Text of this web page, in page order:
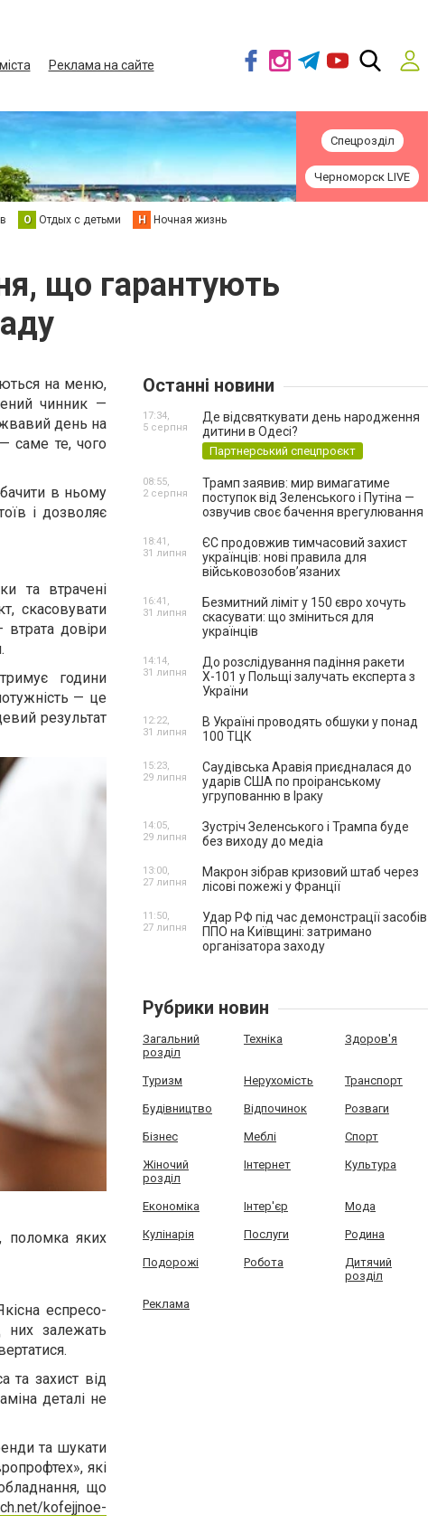
Реклама на сайте
Спецрозділ
Черноморск LIVE
О Отдых с детьми Н Ночная жизнь
що гарантують
на меню,
чинник —
жвавий день на
саме те, чого
в ньому
і дозволяє
та втрачені
скасовувати
довіри
години
— це
результат
поломка яких
еспресо-
них залежать
та захист від
деталі не
та шукати
які
що
kofejjnoe-
Останні новини
Де відсвяткувати день народження
дитини в Одесі?
Партнерський спецпроєкт
17:34,
5 серпня
Трамп заявив: мир вимагатиме
поступок від Зеленського і Путіна —
озвучив своє бачення врегулювання
08:55,
2 серпня
ЄС продовжив тимчасовий захист
українців: нові правила для
військовозобов’язаних
18:41,
31 липня
Безмитний ліміт у 150 євро хочуть
скасувати: що зміниться для
українців
16:41,
31 липня
До розслідування падіння ракети
Х-101 у Польщі залучать експерта з
України
14:14,
31 липня
В Україні проводять обшуки у понад
100 ТЦК
12:22,
31 липня
Саудівська Аравія приєдналася до
ударів США по проіранському
угрупованню в Іраку
15:23,
29 липня
Зустріч Зеленського і Трампа буде
без виходу до медіа
14:05,
29 липня
Макрон зібрав кризовий штаб через
лісові пожежі у Франції
13:00,
27 липня
Удар РФ під час демонстрації засобів
ППО на Київщині: затримано
організатора заходу
11:50,
27 липня
Рубрики новин
Загальний
розділ
Техніка Здоров'я
Туризм Нерухомість Транспорт
Будівництво Відпочинок Розваги
Бізнес Меблі Спорт
Жіночий
розділ
Інтернет Культура
Економіка Інтер'єр Мода
Кулінарія Послуги Родина
Подорожі Робота
Дитячий
розділ
Реклама